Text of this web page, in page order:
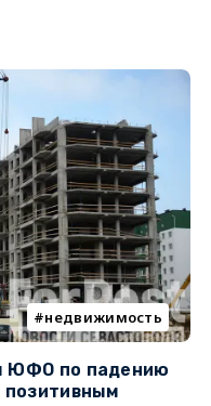
недвижимость
ЮФО по падению
позитивным